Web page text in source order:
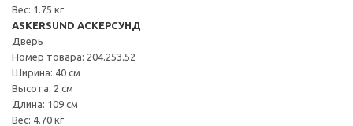
Вес: 1.75 кг
ASKERSUND АСКЕРСУНД
Дверь
Номер товара: 204.253.52
Ширина: 40 см
Высота: 2 см
Длина: 109 см
Вес: 4.70 кг